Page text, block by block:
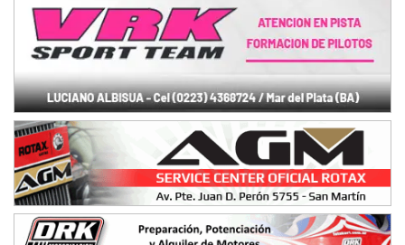
José Samuel Sánchez (Tierra)
Rufino (Santa Fe)
TUCUMANO - F5
Juan Navarro (Asfalto)
El Timbó (Tucumán)